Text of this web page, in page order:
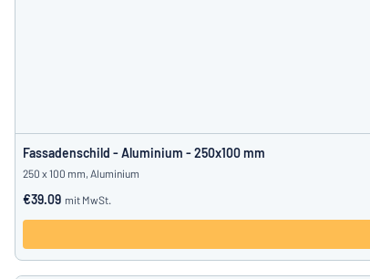
Fassadenschild - Aluminium - 250x100 mm
250 x 100 mm, Aluminium
€39.09 mit MwSt.